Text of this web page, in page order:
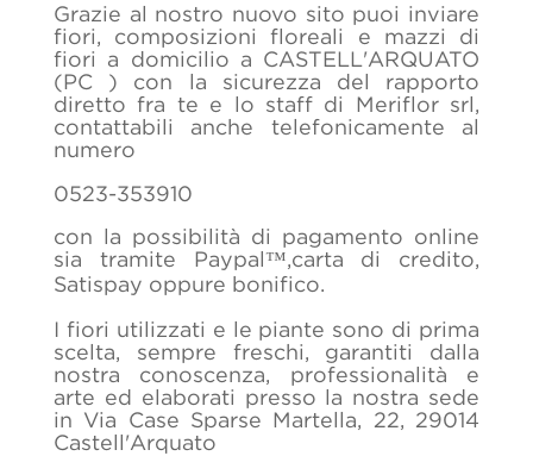
Grazie al nostro nuovo sito puoi inviare
fiori, composizioni floreali e mazzi di
fiori a domicilio a CASTELL'ARQUATO
(PC ) con la sicurezza del rapporto
diretto fra te e lo staff di Meriflor srl,
contattabili anche telefonicamente al
numero
0523-353910
con la possibilità di pagamento online
sia tramite Paypal™,carta di credito,
Satispay oppure bonifico.
I fiori utilizzati e le piante sono di prima
scelta, sempre freschi, garantiti dalla
nostra conoscenza, professionalità e
arte ed elaborati presso la nostra sede
in Via Case Sparse Martella, 22, 29014
Castell'Arquato